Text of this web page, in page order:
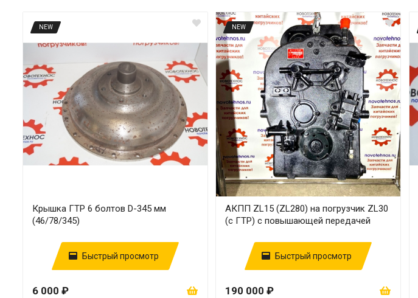
NEW
Крышка ГТР 6 болтов D-345 мм
(46/78/345)
Быстрый просмотр
6 000 ₽
NEW
АКПП ZL15 (ZL280) на погрузчик ZL30
(с ГТР) с повышающей передачей
Быстрый просмотр
190 000 ₽